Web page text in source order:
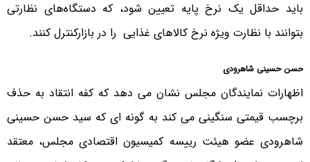
باید حداقل یک نرخ پایه تعیین شود، که دستگاه‌های نظارتی
بتوانند با نظارت ویژه نرخ کالاهای غذایی را در بازارکنترل کنند.
حسن حسینی شاهرودی
اظهارات نمایندگان مجلس نشان می دهد که کفه انتقاد به حذف
برچسب قیمتی سنگینی می کند به گونه ای که سید حسن حسینی
شاهرودی عضو هیئت رییسه کمیسیون اقتصادی مجلس، معتقد